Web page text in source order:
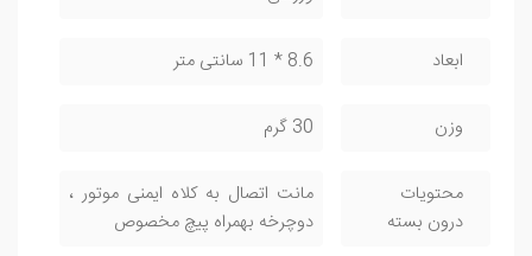
ابعاد 8.6 * 11 سانتی متر
وزن 30 گرم
محتویات
درون بسته
مانت اتصال به کلاه ایمنی موتور ،
دوچرخه بهمراه پیچ مخصوص